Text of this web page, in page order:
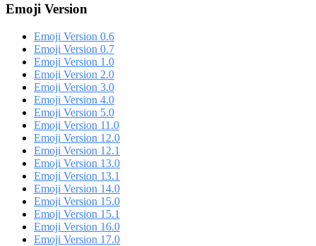
Emoji Version
Emoji Version 0.6
Emoji Version 0.7
Emoji Version 1.0
Emoji Version 2.0
Emoji Version 3.0
Emoji Version 4.0
Emoji Version 5.0
Emoji Version 11.0
Emoji Version 12.0
Emoji Version 12.1
Emoji Version 13.0
Emoji Version 13.1
Emoji Version 14.0
Emoji Version 15.0
Emoji Version 15.1
Emoji Version 16.0
Emoji Version 17.0